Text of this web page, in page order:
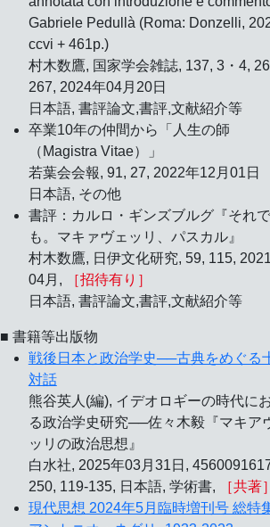
Gabriele Pedullà (Roma: Donzelli,
ccvi + 461p.)
村木数鷹, 国家学会雑誌, 137, 3・4,
267, 2024年04月20日
日本語, 書評論文,書評,文献紹介等
卒業10年の仲間から「人生の師
（Magistra Vitae）」
若葉会会報, 91, 27, 2022年12月01日
日本語, その他
書評：カルロ・ギンズブルグ『それで
も。マキァヴェッリ、パスカル』
村木数鷹, 日伊文化研究, 59, 115,
04月,
［招待有り］
日本語, 書評論文,書評,文献紹介等
■ 書籍等出版物
戦後日本と政治学史──古典をめぐる
対話
熊谷英人(編), イデオロギーの時代に
る政治学史研究──佐々木毅『マキア
ッリの政治思想』
白水社, 2025年03月31日,
250, 119-135, 日本語, 学術書,
［共著
現代思想 2024年5月臨時増刊号 総特